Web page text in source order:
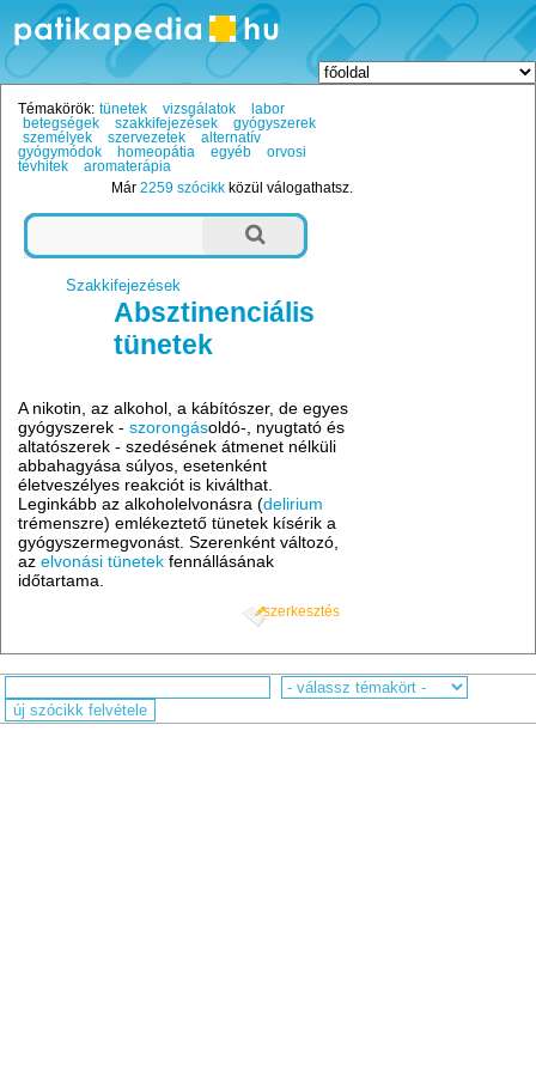
Témakörök: tünetek vizsgálatok
labor
betegségek
szakkifejezések
gyógyszerek
személyek
szervezetek
alternatív
gyógymódok
homeopátia egyéb
orvosi
tévhitek
aromaterápia
Már2259 szócikk közül válogathatsz.
Szakkifejezések
Absztinenciális
tünetek
A nikotin, az alkohol, a kábítószer, de egyes
gyógyszerek -szorongásoldó-, nyugtató és
altatószerek - szedésének átmenet nélküli
abbahagyása súlyos, esetenként
életveszélyes reakciót is kiválthat.
Leginkább az alkoholelvonásra (delirium
trémenszre) emlékeztető tünetek kísérik a
gyógyszermegvonást. Szerenként változó,
azelvonási tünetek fennállásának
időtartama.
szerkesztés